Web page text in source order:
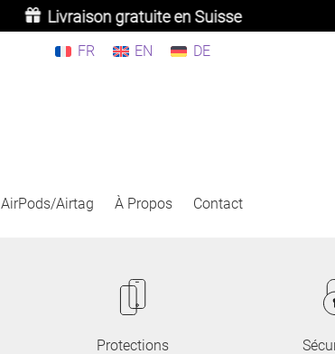
Livraison gratuite en Suisse
FR EN DE
AirPods/Airtag À Propos Contact
Protections